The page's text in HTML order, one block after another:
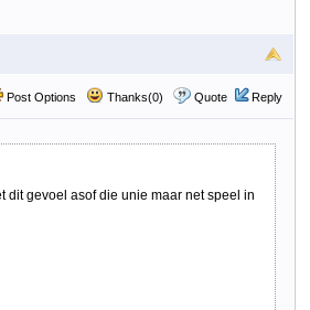
Post Options Thanks(0) Quote Reply
dit gevoel asof die unie maar net speel in